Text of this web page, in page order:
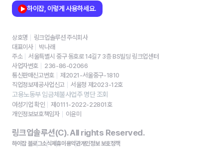
하이잡, 이렇게 사용하세요.
상호명
링크업솔루션 주식회사
대표이사
박나래
주소
서울특별시 중구 동호로 14길7 3층 BS빌딩 링크업센터
사업자번호
236-86-02066
통신판매신고번호
제2021-서울중구-1810
직업정보제공사업신고
서울청 제2023-12호
고용노동부 임금체불사업주 명단 조회
여성기업 확인
제0111-2022-22801호
개인정보보호책임자
이윤미
링크업솔루션(C). All rights Reserved.
하이잡 블로그소식제휴이용약관개인정보 보호정책